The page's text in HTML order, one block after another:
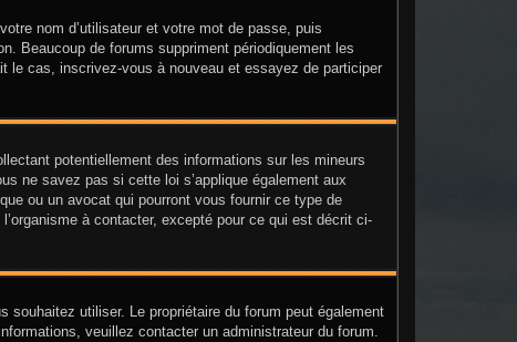
nom d’utilisateur et votre mot de passe, puis
Beaucoup de forums suppriment périodiquement les
le cas, inscrivez-vous à nouveau et essayez de participer
potentiellement des informations sur les mineurs
ne savez pas si cette loi s’applique également aux
ou un avocat qui pourront vous fournir ce type de
à contacter, excepté pour ce qui est décrit ci-
souhaitez utiliser. Le propriétaire du forum peut également
veuillez contacter un administrateur du forum.